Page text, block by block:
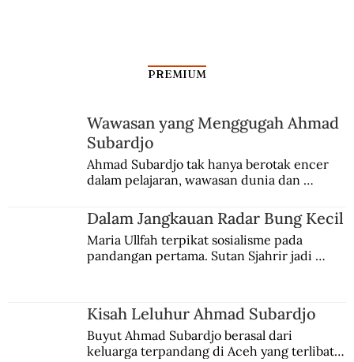
PREMIUM
Wawasan yang Menggugah Ahmad
Subardjo
Ahmad Subardjo tak hanya berotak encer
dalam pelajaran, wawasan dunia dan
Jules Verne, Multatuli, hingga Sun Yat-sen.
Dalam Jangkauan Radar Bung Kecil
Maria Ullfah terpikat sosialisme pada
pandangan pertama. Sutan Sjahrir jadi
Kisah Leluhur Ahmad Subardjo
Buyut Ahmad Subardjo berasal dari
keluarga terpandang di Aceh yang terlibat